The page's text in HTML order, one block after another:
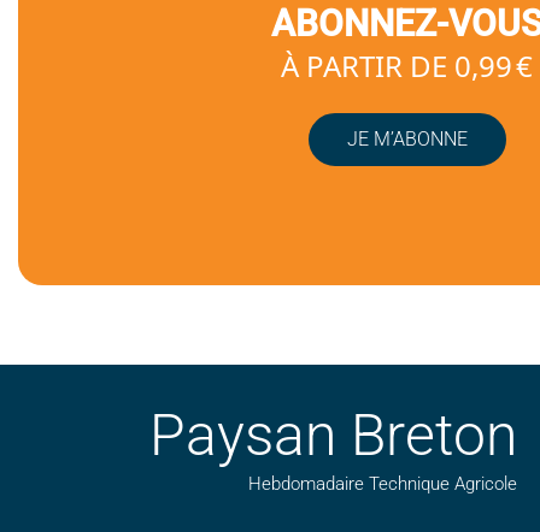
ABONNEZ-
À PARTIR DE 0,99 €
JE M’ABONNE
Paysan Breton
Hebdomadaire Technique Agricole